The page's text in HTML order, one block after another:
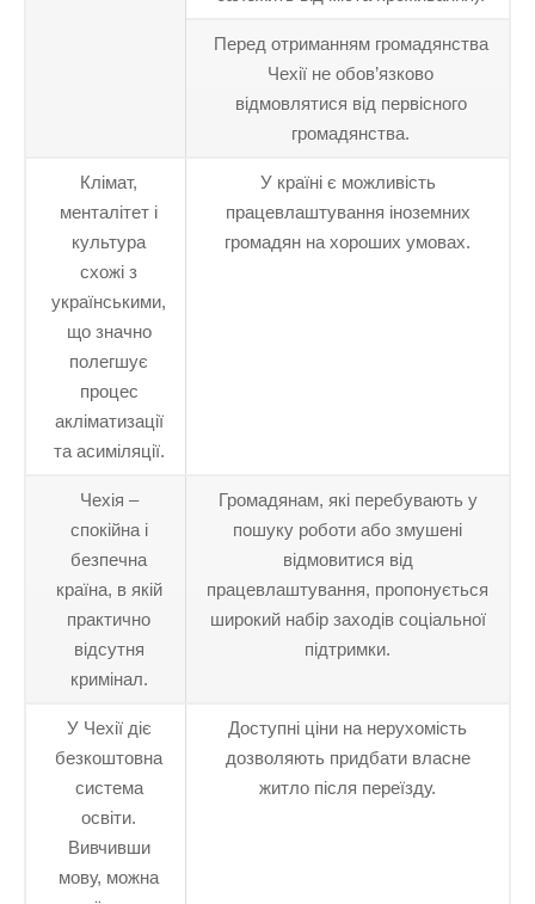
Перед отриманням громадянства
Чехії не обов’язково
відмовлятися від первісного
громадянства.
Клімат,
менталітет і
культура
схожі з
українськими,
що значно
полегшує
процес
акліматизації
та асиміляції.
У країні є можливість
працевлаштування іноземних
громадян на хороших умовах.
Чехія –
спокійна і
безпечна
країна, в якій
практично
відсутня
кримінал.
Громадянам, які перебувають у
пошуку роботи або змушені
відмовитися від
працевлаштування, пропонується
широкий набір заходів соціальної
підтримки.
У Чехії діє
безкоштовна
система
освіти.
Вивчивши
мову, можна
Доступні ціни на нерухомість
дозволяють придбати власне
житло після переїзду.